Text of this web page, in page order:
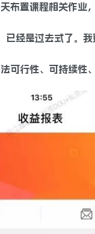
布置课程相关作业
已经是过去式了。
可行性、可持续性